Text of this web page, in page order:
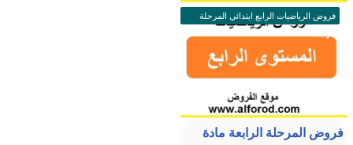
فروض الرياضيات الرابع ابتدائي المرحلة
فروض المرحلة الرابعة مادة